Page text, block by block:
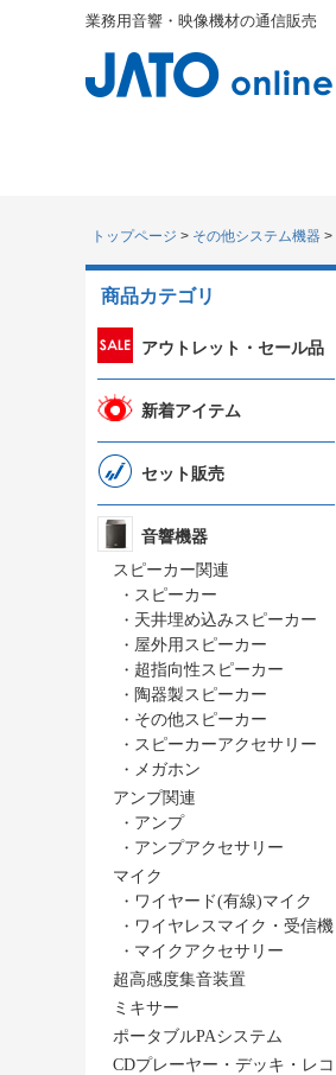
業務用音響・映像機材の通信販売
トップページ その他システム機器
商品カテゴリ
アウトレット・セール品
新着アイテム
セット販売
音響機器
スピーカー関連
・ スピーカー
・ 天井埋め込みスピーカー
・ 屋外用スピーカー
・ 超指向性スピーカー
・ 陶器製スピーカー
・ その他スピーカー
・ スピーカーアクセサリー
・ メガホン
アンプ関連
・ アンプ
・ アンプアクセサリー
マイク
・ ワイヤード(有線)マイク
・ ワイヤレスマイク・受信機
・ マイクアクセサリー
超高感度集音装置
ミキサー
ポータブルPAシステム
CDプレーヤー・デッキ・レコ